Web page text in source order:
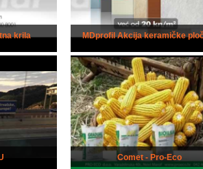
krila MDprofil Akcija keramičke
Comet - Pro-Eco